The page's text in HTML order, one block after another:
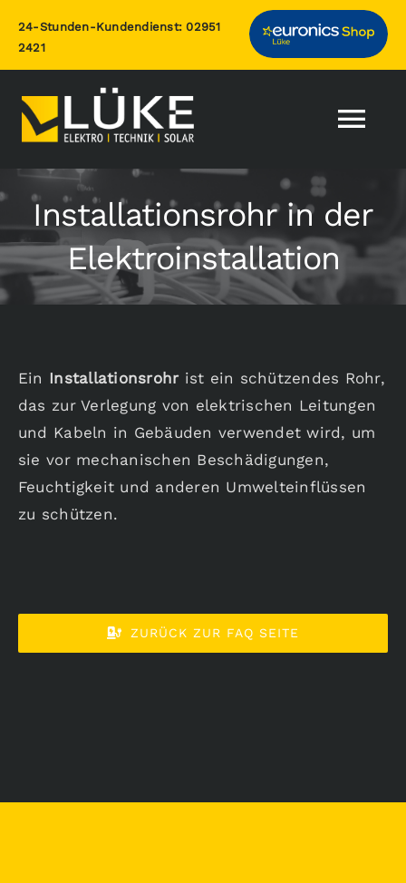
Inhalt
springen
24-Stunden-Kundendienst:02951
2421
Home
Leistungen
Über uns
Karriere
Aktuelles
Installationsrohr in der
Elektroinstallation
Ein Installationsrohrist ein schützendes Rohr,
das zur Verlegung von elektrischen Leitungen
und Kabeln in Gebäuden verwendet wird, um
sie vor mechanischen Beschädigungen,
Feuchtigkeit und anderen Umwelteinflüssen
zu schützen.
ZURÜCK ZUR FAQ SEITE